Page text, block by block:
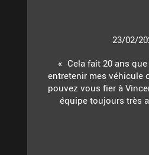
23/02/
Cela fait 20 ans
entretenir mes véhicule
pouvez vous fier à
équipe toujours très